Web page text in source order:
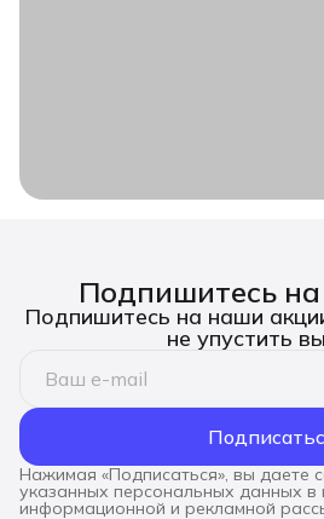
Подпишитесь
Подпишитесь на наши
не упустить
Нажимая «Подписаться», вы даете
указанных персональных данных в
информационной и рекламной